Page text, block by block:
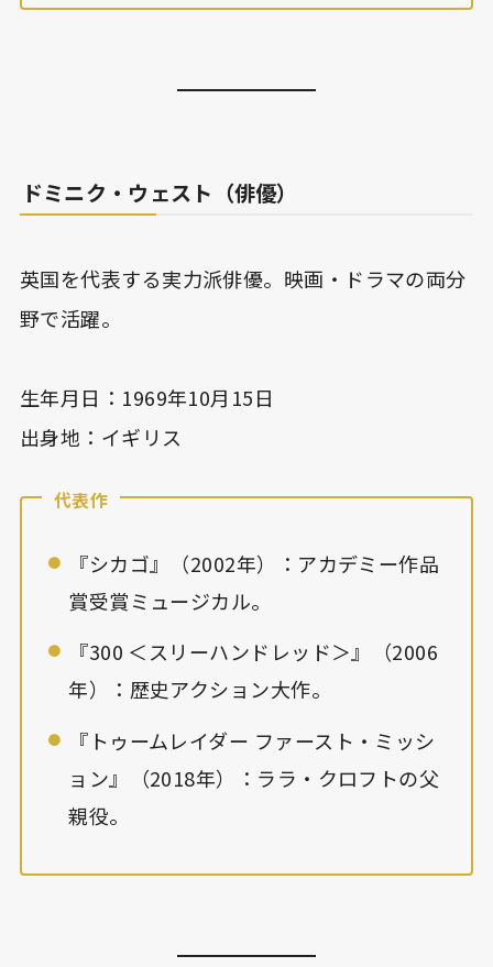
ドミニク・ウェスト（俳優）
英国を代表する実力派俳優。映画・ドラマの両分
野で活躍。
生年月日：1969年10月15日
出身地：イギリス
代表作
『シカゴ』（2002年）：アカデミー作品
賞受賞ミュージカル。
『300 ＜スリーハンドレッド＞』（2006
年）：歴史アクション大作。
『トゥームレイダー ファースト・ミッシ
ョン』（2018年）：ララ・クロフトの父
親役。